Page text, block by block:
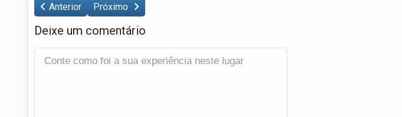
Anterior Próximo
Deixe um comentário